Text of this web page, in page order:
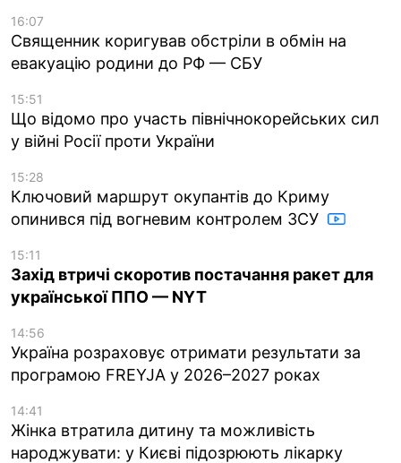
16:07
Священник коригував обстріли в обмін на
евакуацію родини до РФ — СБУ
15:51
Що відомо про участь північнокорейських сил
у війні Росії проти України
15:28
Ключовий маршрут окупантів до Криму
опинився під вогневим контролем ЗСУ
15:11
Захід втричі скоротив постачання ракет для
української ППО — NYT
14:56
Україна розраховує отримати результати за
програмою FREYJA у 2026–2027 роках
14:41
Жінка втратила дитину та можливість
народжувати: у Києві підозрюють лікарку